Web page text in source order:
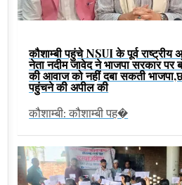
कौशाम्बी पहुंचे NSUI के पूर्व राष्ट्रीय
नेता नदीम जावेद ने भाजपा सरकार पर
की आवाज को नहीं दबा सकती
पहुंचने की अपील की
कौशाम्बी: कौशाम्बी पह�